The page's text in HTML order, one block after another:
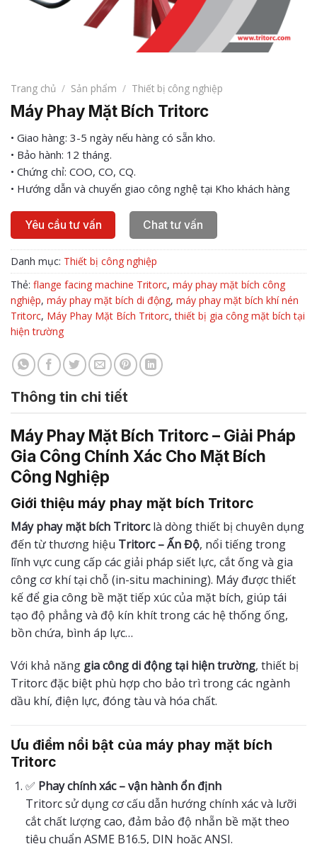
Trang chủ / Sản phẩm / Thiết bị công nghiệp
Máy Phay Mặt Bích Tritorc
• Giao hàng: 3-5 ngày nếu hàng có sẵn kho.
• Bảo hành: 12 tháng.
• Chứng chỉ: COO, CO, CQ.
• Hướng dẫn và chuyển giao công nghệ tại Kho khách hàng
Yêu cầu tư vấn Chat tư vấn
Danh mục: Thiết bị công nghiệp
Thẻ: flange facing machine Tritorc, máy phay mặt bích công
nghiệp, máy phay mặt bích di động, máy phay mặt bích khí nén
Tritorc, Máy Phay Mặt Bích Tritorc,thiết bị gia công mặt bích tại
hiện trường
Thông tin chi tiết
Máy Phay Mặt Bích Tritorc – Giải Pháp
Gia Công Chính Xác Cho Mặt Bích
Công Nghiệp
Giới thiệu máy phay mặt bích Tritorc
Máy phay mặt bích Tritorclà dòng thiết bị chuyên dụng
đến từ thương hiệu Tritorc – Ấn Độ, nổi tiếng trong
lĩnh vực cung cấp các giải pháp siết lực, cắt ống và gia
công cơ khí tại chỗ (in-situ machining). Máy được thiết
kế để gia công bề mặt tiếp xúc của mặt bích, giúp tái
tạo độ phẳng và độ kín khít trong các hệ thống ống,
bồn chứa, bình áp lực…
Với khả năng gia công di động tại hiện trường, thiết bị
Tritorc đặc biệt phù hợp cho bảo trì trong các ngành
dầu khí, điện lực, đóng tàu và hóa chất.
Ưu điểm nổi bật của máy phay mặt bích
Tritorc
✅ Phay chính xác – vận hành ổn định
Tritorc sử dụng cơ cấu dẫn hướng chính xác và lưỡi
cắt chất lượng cao, đảm bảo độ nhẵn bề mặt theo
tiêu chuẩn ASME B16.5, DIN hoặc ANSI.